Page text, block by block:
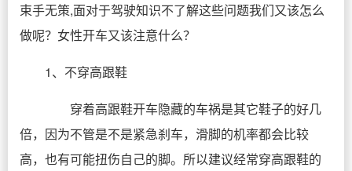
束手无策,面对于驾驶知识不了解这些问题我们又该怎么
做呢？女性开车又该注意什么？
1、不穿高跟鞋
穿着高跟鞋开车隐藏的车祸是其它鞋子的好几
倍，因为不管是不是紧急刹车，滑脚的机率都会比较
高，也有可能扭伤自己的脚。所以建议经常穿高跟鞋的